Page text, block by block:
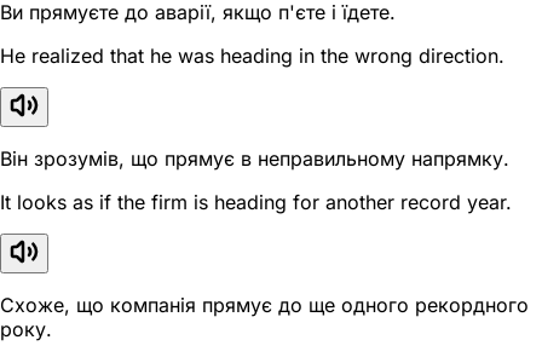
Ви прямуєте до аварії, якщо п'єте і їдете.
He realized that he was heading in the wrong direction.
Він зрозумів, що прямує в неправильному напрямку.
It looks as if the firm is heading for another record year.
Схоже, що компанія прямує до ще одного рекордного
року.